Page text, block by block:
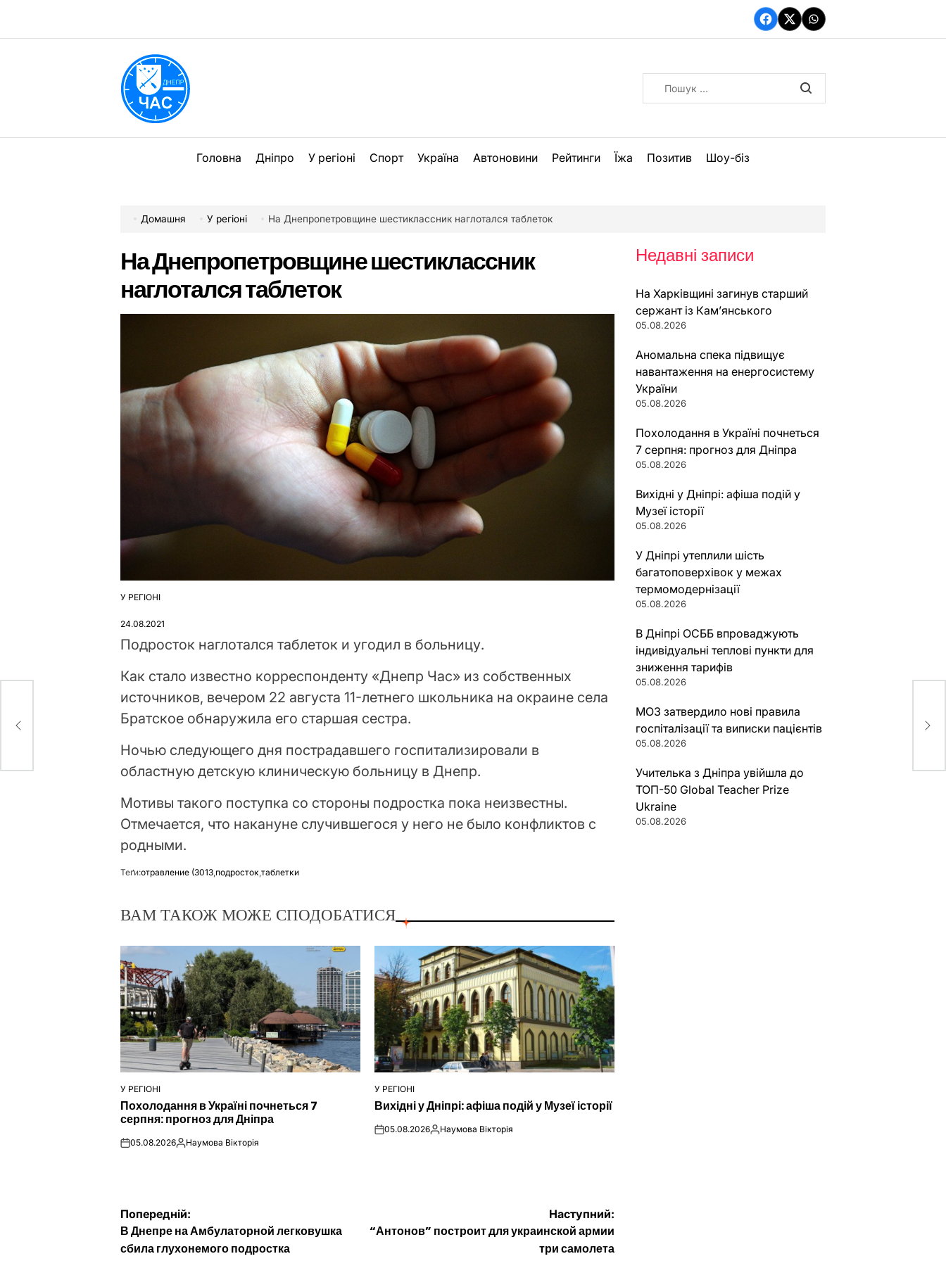
вмісту
Facebook
TwitterWhatsApp
Головна Дніпро У регіоні Спорт Україна Автоновини Рейтинги Їжа Позитив Шоу-біз
Домашня У регіоні На Днепропетровщине шестиклассник наглотался таблеток
На Днепропетровщине шестиклассник
наглотался таблеток
ОПУБЛІКУВАТИ
У РЕГІОНІ
24.08.2021
Подросток наглотался таблеток и угодил в больницу.
Как стало известно корреспонденту «Днепр Час» из собственных
источников, вечером 22 августа 11-летнего школьника на окраине села
Братское обнаружила его старшая сестра.
Ночью следующего дня пострадавшего госпитализировали в
областную детскую клиническую больницу в Днепр.
Мотивы такого поступка со стороны подростка пока неизвестны.
Отмечается, что накануне случившегося у него не было конфликтов с
родными.
Теґи:отравление (3013,подросток,таблетки
ВАМ ТАКОЖ МОЖЕ СПОДОБАТИСЯ
ОПУБЛІКУВАТИ
У РЕГІОНІ
Похолодання в Україні почнеться 7
серпня: прогноз для Дніпра
on05.08.2026Опубліковано
Наумова Вікторія
ОПУБЛІКУВАТИ
У
У РЕГІОНІ
Вихідні у Дніпрі: афіша подій у Музеї історії
on05.08.2026Опубліковано
Наумова Вікторія
Навігація
записів
Попередній:
В Днепре на Амбулаторной легковушка
сбила глухонемого подростка
Наступний:
“Антонов” построит для украинской армии
три самолета
Недавні записи
На Харківщині загинув старший
сержант із Кам’янського
05.08.2026
Аномальна спека підвищує
навантаження на енергосистему
України
05.08.2026
Похолодання в Україні почнеться
7 серпня: прогноз для Дніпра
05.08.2026
Вихідні у Дніпрі: афіша подій у
Музеї історії
05.08.2026
У Дніпрі утеплили шість
багатоповерхівок у межах
термомодернізації
05.08.2026
В Дніпрі ОСББ впроваджують
індивідуальні теплові пункти для
зниження тарифів
05.08.2026
МОЗ затвердило нові правила
госпіталізації та виписки пацієнтів
05.08.2026
Учителька з Дніпра увійшла до
ТОП-50 Global Teacher Prize
Ukraine
05.08.2026